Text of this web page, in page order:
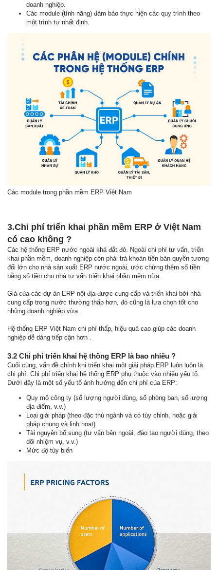
doanh nghiệp.
Các module (tính năng) đảm bảo thực hiện các quy trình theo
một trình tự nhất định.
Các module trong phần mềm ERP Việt Nam
3.Chi phí triển khai phần mềm ERP ở Việt Nam
có cao không ?
Các hệ thống ERP nước ngoài khá đắt đỏ. Ngoài chi phí tư vấn, triển
khai phần mềm, doanh nghiệp còn phải trả khoản tiền bản quyền tương
đối lớn cho nhà sản xuất ERP nước ngoài, ước chừng thêm số tiền
bằng số tiền cho nhà tư vấn triển khai phần mềm nữa.
Giá của các dự án ERP nội địa được cung cấp và triển khai bởi nhà
cung cấp trong nước thường thấp hơn, đó cũng là lựa chọn tốt cho
những doanh nghiệp vừa.
Hệ thống ERP Việt Nam chi phí thấp, hiệu quả cao giúp các doanh
nghiệp dễ dàng tiếp cận hơn .
3.2 Chi phí triển khai hệ thống ERP là bao nhiêu ?
Cuối cùng, vấn đề chính khi triển khai một giải pháp ERP luôn luôn là
chi phí. Chi phí triển khai hệ thống ERP phụ thuộc vào nhiều yếu tố.
Dưới đây là một số yếu tố ảnh hưởng đến chi phí của ERP:
Quy mô công ty (số lượng người dùng, số phòng ban, số lượng
địa điểm, v.v.)
Loại giải pháp (theo đặc thù ngành và có tùy chỉnh, hoặc giải
pháp chung và linh hoạt)
Tài nguyên bổ sung (tư vấn bên ngoài, đào tạo người dùng, theo
dõi nhiệm vụ, v.v.)
Mức độ tùy biến